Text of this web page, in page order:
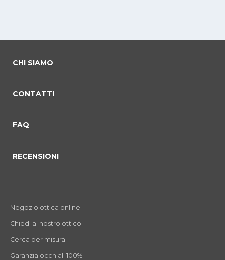
CHI SIAMO
CONTATTI
FAQ
RECENSIONI
Negozio ottica online
Chiedi al nostro ottico
Cerca per misura
Garanzia occhiali 100%